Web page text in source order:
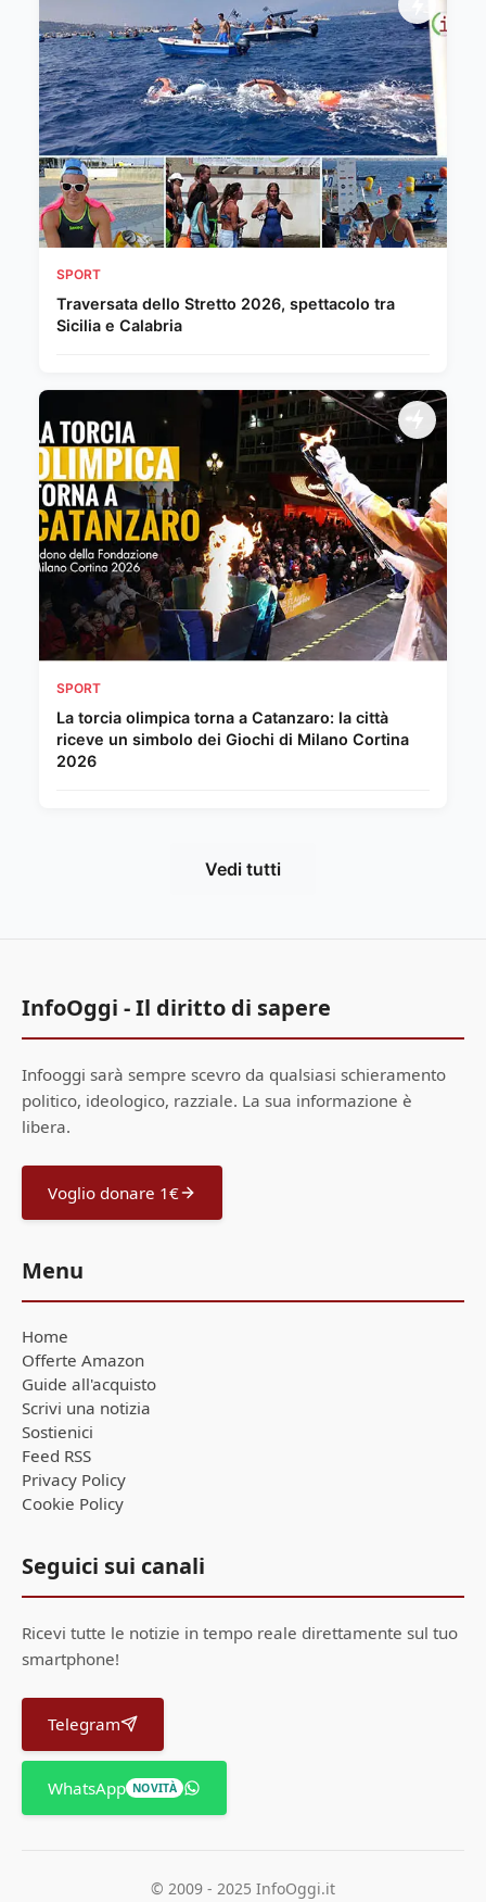
SPORT
Traversata dello Stretto 2026, spettacolo tra
Sicilia e Calabria
SPORT
La torcia olimpica torna a Catanzaro: la città
riceve un simbolo dei Giochi di Milano Cortina
2026
Vedi tutti
InfoOggi - Il diritto di sapere
Infooggi sarà sempre scevro da qualsiasi schieramento
politico, ideologico, razziale. La sua informazione è
libera.
Voglio donare 1€
Menu
Home
Offerte Amazon
Guide all'acquisto
Scrivi una notizia
Sostienici
Feed RSS
Privacy Policy
Cookie Policy
Seguici sui canali
Ricevi tutte le notizie in tempo reale direttamente sul tuo
smartphone!
Telegram
WhatsApp NOVITÀ
© 2009 - 2025 InfoOggi.it